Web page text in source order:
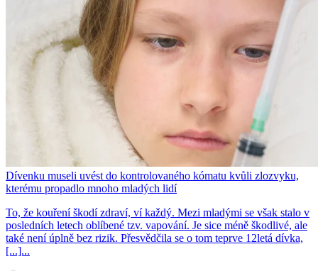
Dívenku museli uvést do kontrolovaného kómatu kvůli zlozvyku,
kterému propadlo mnoho mladých lidí
To, že kouření škodí zdraví, ví každý. Mezi mladými se však stalo v
posledních letech oblíbené tzv. vapování. Je sice méně škodlivé, ale
také není úplně bez rizik. Přesvědčila se o tom teprve 12letá dívka,
[...]...